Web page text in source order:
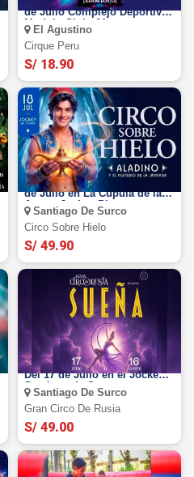
de Julio Complejo Deportivo
Modulo Siglo 21
El Agustino
Cirque Peru
S/ 18.90
El Circo de Hielo 2026: Del 18
de Julio en La Cúpula de las
Artes - Jockey Plaza
Santiago De Surco
Circo Sobre Hielo
S/ 49.90
El Gran Circo de Rusia 2026:
Del 17 de Julio en el Jockey -
Santiago de Surco
Santiago De Surco
Gran Circo De Rusia
S/ 49.00